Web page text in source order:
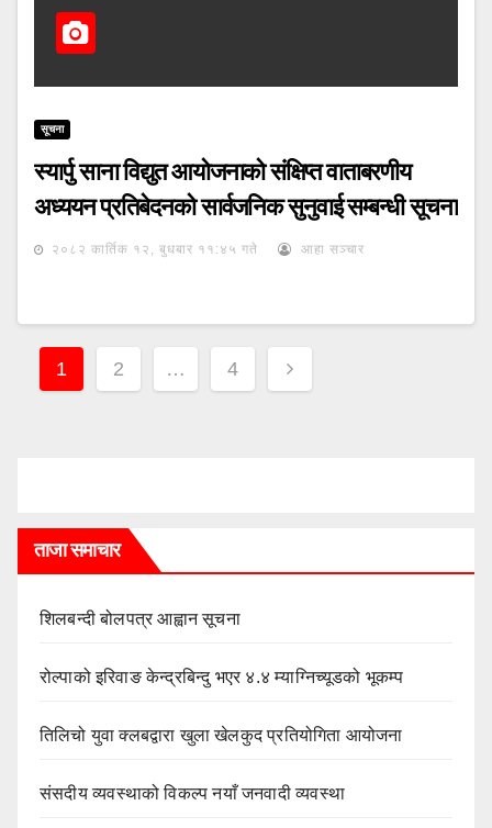
सूचना
स्यार्पु साना विद्युत आयोजनाको संक्षिप्त वाताबरणीय
अध्ययन प्रतिबेदनको सार्वजनिक सुनुवाई सम्बन्धी सूचना
२०८२ कार्तिक १२, बुधबार ११:४५ गते आहा सञ्चार
Posts
pagination
1 2 … 4
ताजा समाचार
शिलबन्दी बोलपत्र आह्वान सूचना
रोल्पाको इरिवाङ केन्द्रबिन्दु भएर ४.४ म्याग्निच्यूडको भूकम्प
तिलिचो युवा क्लबद्वारा खुला खेलकुद प्रतियोगिता आयोजना
संसदीय व्यवस्थाको विकल्प नयाँ जनवादी व्यवस्था